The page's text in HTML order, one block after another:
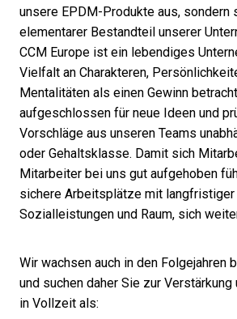
unsere EPDM-Produkte aus, sondern
elementarer Bestandteil unserer
CCM Europe ist ein lebendiges
Vielfalt an Charakteren,
Mentalitäten als einen Gewinn
aufgeschlossen für neue Ideen und
Vorschläge aus unseren Teams
oder Gehaltsklasse. Damit sich
Mitarbeiter bei uns gut aufgehoben
sichere Arbeitsplätze mit
Sozialleistungen und Raum, sich
Wir wachsen auch in den Folgejahren
und suchen daher Sie zur
in Vollzeit als: